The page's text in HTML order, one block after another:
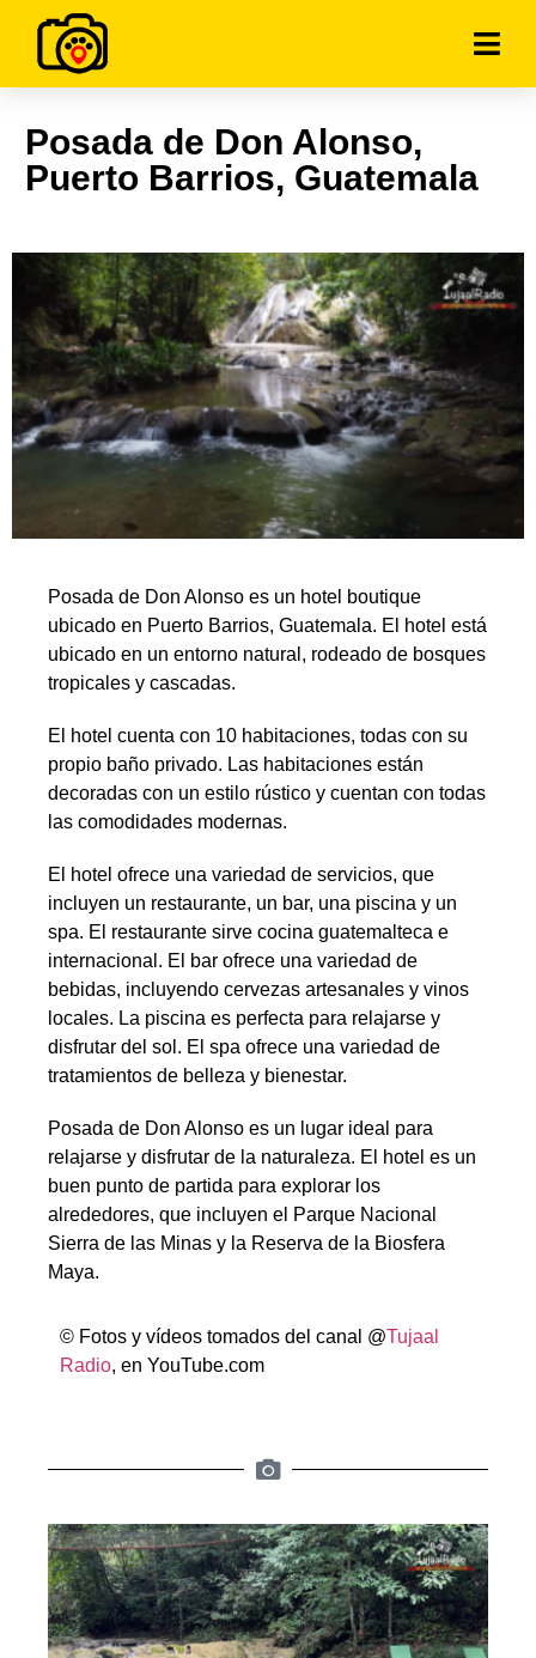
Posada de Don Alonso,
Puerto Barrios, Guatemala
Posada de Don Alonso es un hotel boutique
ubicado en Puerto Barrios, Guatemala. El hotel está
ubicado en un entorno natural, rodeado de bosques
tropicales y cascadas.
El hotel cuenta con 10 habitaciones, todas con su
propio baño privado. Las habitaciones están
decoradas con un estilo rústico y cuentan con todas
las comodidades modernas.
El hotel ofrece una variedad de servicios, que
incluyen un restaurante, un bar, una piscina y un
spa. El restaurante sirve cocina guatemalteca e
internacional. El bar ofrece una variedad de
bebidas, incluyendo cervezas artesanales y vinos
locales. La piscina es perfecta para relajarse y
disfrutar del sol. El spa ofrece una variedad de
tratamientos de belleza y bienestar.
Posada de Don Alonso es un lugar ideal para
relajarse y disfrutar de la naturaleza. El hotel es un
buen punto de partida para explorar los
alrededores, que incluyen el Parque Nacional
Sierra de las Minas y la Reserva de la Biosfera
Maya.
© Fotos y vídeos tomados del canal @Tujaal
Radio, en YouTube.com